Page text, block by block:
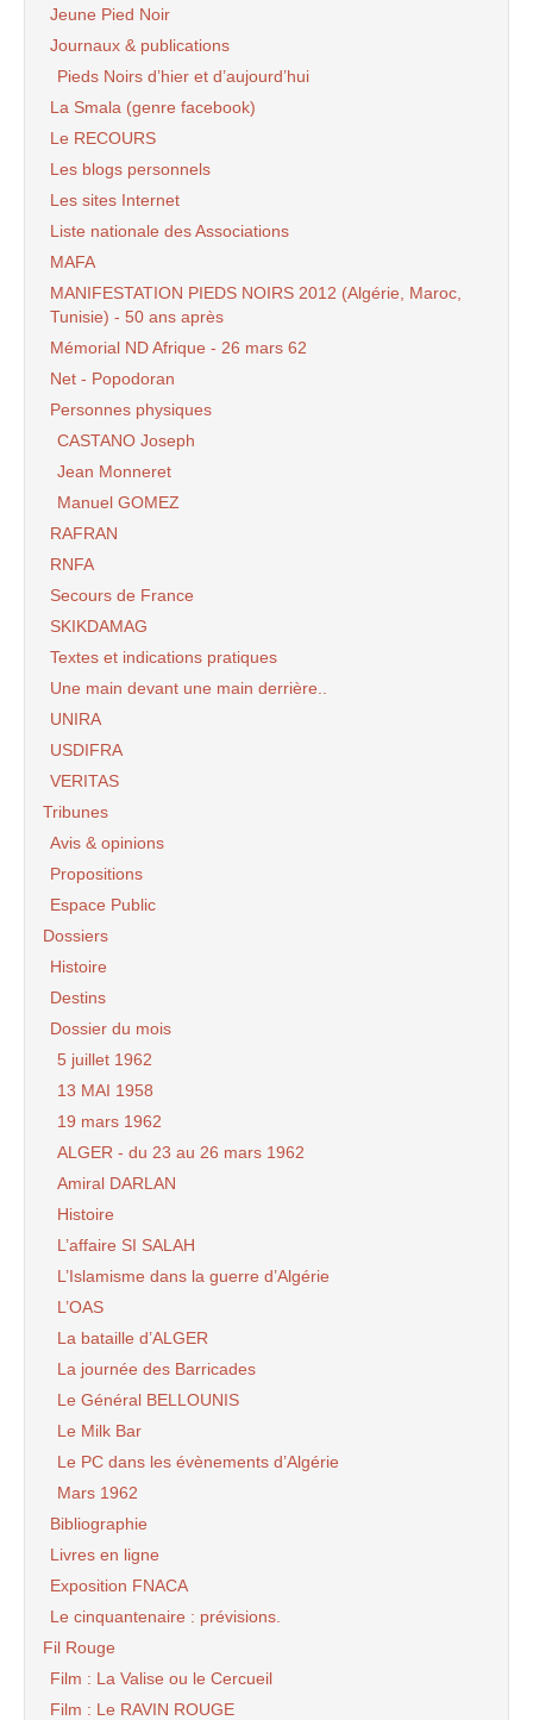
Jeune Pied Noir
Journaux & publications
Pieds Noirs d’hier et d’aujourd’hui
La Smala (genre facebook)
Le RECOURS
Les blogs personnels
Les sites Internet
Liste nationale des Associations
MAFA
MANIFESTATION PIEDS NOIRS 2012 (Algérie, Maroc,
Tunisie) - 50 ans après
Mémorial ND Afrique - 26 mars 62
Net - Popodoran
Personnes physiques
CASTANO Joseph
Jean Monneret
Manuel GOMEZ
RAFRAN
RNFA
Secours de France
SKIKDAMAG
Textes et indications pratiques
Une main devant une main derrière..
UNIRA
USDIFRA
VERITAS
Tribunes
Avis & opinions
Propositions
Espace Public
Dossiers
Histoire
Destins
Dossier du mois
5 juillet 1962
13 MAI 1958
19 mars 1962
ALGER - du 23 au 26 mars 1962
Amiral DARLAN
Histoire
L’affaire SI SALAH
L’Islamisme dans la guerre d’Algérie
L’OAS
La bataille d’ALGER
La journée des Barricades
Le Général BELLOUNIS
Le Milk Bar
Le PC dans les évènements d’Algérie
Mars 1962
Bibliographie
Livres en ligne
Exposition FNACA
Le cinquantenaire : prévisions.
Fil Rouge
Film : La Valise ou le Cercueil
Film : Le RAVIN ROUGE